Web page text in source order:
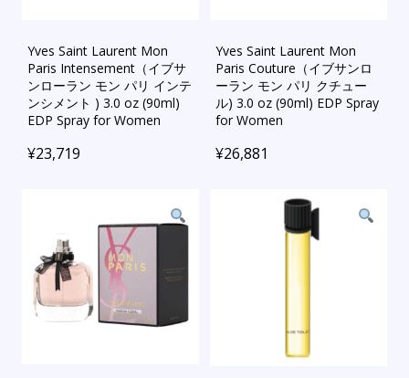
Yves Saint Laurent Mon
Paris Intensement（イブサ
ンローラン モン パリ インテ
ンシメント ) 3.0 oz (90ml)
EDP Spray for Women
¥23,719
Yves Saint Laurent Mon
Paris Couture（イブサンロ
ーラン モン パリ クチュー
ル) 3.0 oz (90ml) EDP Spray
for Women
¥26,881